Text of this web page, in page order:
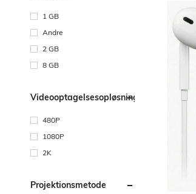
1 GB
Andre
2 GB
8 GB
Videooptagelsesopløsning
480P
1080P
2K
Projektionsmetode